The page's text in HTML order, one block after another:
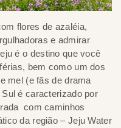
flores de azaléia,
e admirar
é o destino que você
bem como um dos
mel (e fãs de drama
é caracterizado por
com caminhos
da região – Jeju Water